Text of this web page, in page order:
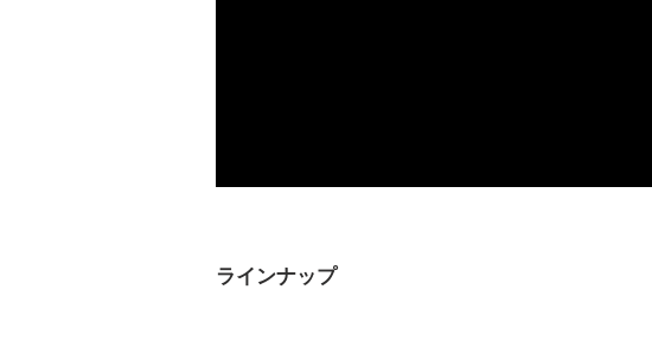
ラインナップ